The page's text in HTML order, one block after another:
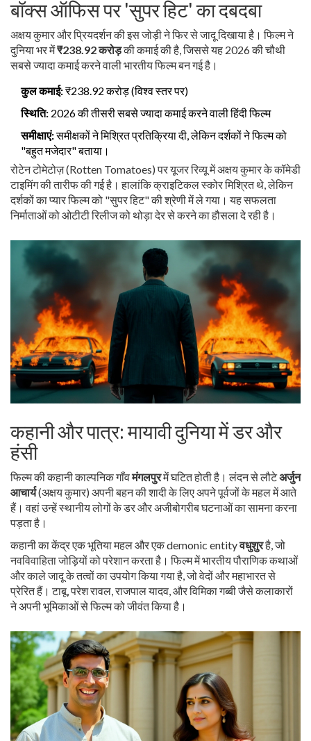
बॉक्स ऑफिस पर 'सुपर हिट' का दबदबा
अक्षय कुमारऔरप्रियदर्शनकी इस जोड़ी ने फिर से जादू दिखाया है। फिल्म ने
दुनिया भर में₹238.92 करोड़की कमाई की है, जिससे यह 2026 की चौथी
सबसे ज्यादा कमाई करने वाली भारतीय फिल्म बन गई है।
कुल कमाई:₹238.92 करोड़ (विश्व स्तर पर)
स्थिति: 2026 की तीसरी सबसे ज्यादा कमाई करने वाली हिंदी फिल्म
समीक्षाएं:समीक्षकों ने मिश्रित प्रतिक्रिया दी, लेकिन दर्शकों ने फिल्म को
"बहुत मजेदार" बताया।
रोटेन टोमेटोज़ (Rotten Tomatoes) पर यूजर रिव्यू में अक्षय कुमार के कॉमेडी
टाइमिंग की तारीफ की गई है। हालांकि क्राइटिकल स्कोर मिश्रित थे, लेकिन
दर्शकों का प्यार फिल्म को "सुपर हिट" की श्रेणी में ले गया। यह सफलता
निर्माताओं को ओटीटी रिलीज को थोड़ा देर से करने का हौसला दे रही है।
कहानी और पात्र: मायावी दुनिया में डर और
हंसी
फिल्म की कहानी काल्पनिक गाँवमंगलपुरमें घटित होती है। लंदन से लौटेअर्जुन
आचार्य(अक्षय कुमार) अपनी बहन की शादी के लिए अपने पूर्वजों के महल में आते
हैं। वहां उन्हें स्थानीय लोगों के डर और अजीबोगरीब घटनाओं का सामना करना
पड़ता है।
कहानी का केंद्र एक भूतिया महल और एक demonic entityवधुशुरहै, जो
नवविवाहिता जोड़ियों को परेशान करता है। फिल्म में भारतीय पौराणिक कथाओं
और काले जादू के तत्वों का उपयोग किया गया है, जो वेदों और महाभारत से
प्रेरित हैं।टाबू,परेश रावल,राजपाल यादव, औरविमिका गब्बीजैसे कलाकारों
ने अपनी भूमिकाओं से फिल्म को जीवंत किया है।